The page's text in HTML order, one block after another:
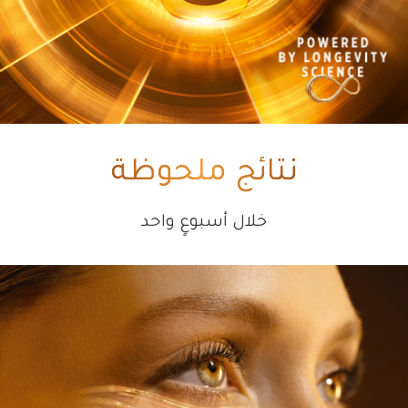
كلارنس بلس
تركيبته الثنائية المبتكرة تجمع بين ما كان يُعتقد أنه لا يمكن
الجمع بينه: مكونات فعّالة قوية (مستخلص البردقوش
والنياسيناميد) لم يكن من الممكن دمجها سابقاً في منتج
واحد، ضمن قوام فريد ومميز.
نتائج ملحوظة
خلال أسبوعٍ واحد